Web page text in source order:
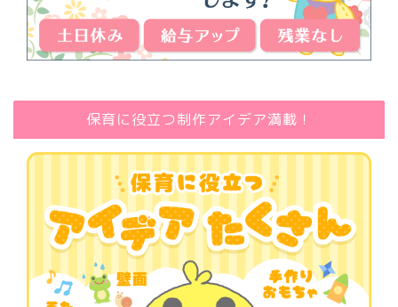
保育に役立つ制作アイデア満載！